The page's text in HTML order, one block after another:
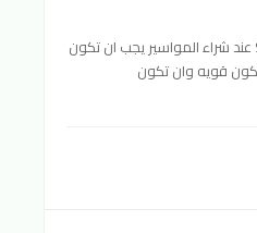
فني صحي النزهه 97692735 عند شراء المواسير يجب ان تكون
قويه وان تكون